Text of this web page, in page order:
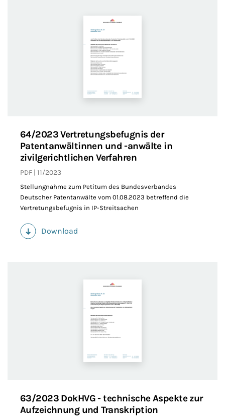
64/2023 Vertretungsbefugnis der
Patentanwältinnen und -anwälte in
zivilgerichtlichen Verfahren
PDF 11/2023
Stellungnahme zum Petitum des Bundesverbandes
Deutscher Patentanwälte vom 01.08.2023 betreffend die
Vertretungsbefugnis in IP-Streitsachen
Download
(PDF)
63/2023 DokHVG - technische Aspekte zur
Aufzeichnung und Transkription